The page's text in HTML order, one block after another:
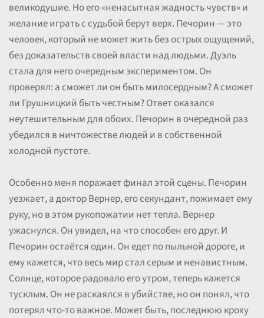
великодушие. Но его «ненасытная жадность чувств» и
желание играть с судьбой берут верх. Печорин — это
человек, который не может жить без острых ощущений,
без доказательств своей власти над людьми. Дуэль
стала для него очередным экспериментом. Он
проверял: а сможет ли он быть милосердным? А сможет
ли Грушницкий быть честным? Ответ оказался
неутешительным для обоих. Печорин в очередной раз
убедился в ничтожестве людей и в собственной
холодной пустоте.
Особенно меня поражает финал этой сцены. Печорин
уезжает, а доктор Вернер, его секундант, пожимает ему
руку, но в этом рукопожатии нет тепла. Вернер
ужаснулся. Он увидел, на что способен его друг. И
Печорин остаётся один. Он едет по пыльной дороге, и
ему кажется, что весь мир стал серым и ненавистным.
Солнце, которое радовало его утром, теперь кажется
тусклым. Он не раскаялся в убийстве, но он понял, что
потерял что-то важное. Может быть, последнюю кроху